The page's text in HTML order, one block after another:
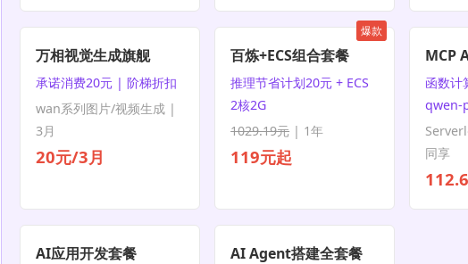
万相视觉生成旗舰
承诺消费20元 | 阶梯折扣
wan系列图片/视频生成 |
3月
20元/3月
爆款
百炼+ECS组合套餐
推理节省计划20元 + ECS
2核2G
1029.19元 | 1年
119元起
MCP
函数计
qwen-
同享
AI应用开发套餐 AI Agent搭建全套餐